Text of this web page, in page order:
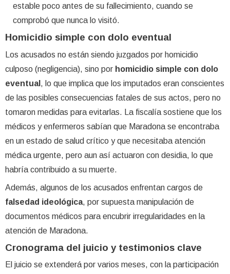
estable poco antes de su fallecimiento, cuando se
comprobó que nunca lo visitó.
Homicidio simple con dolo eventual
Los acusados no están siendo juzgados por homicidio
culposo (negligencia), sino por homicidio simple con dolo
eventual , lo que implica que los imputados eran conscientes
de las posibles consecuencias fatales de sus actos, pero no
tomaron medidas para evitarlas. La fiscalía sostiene que los
médicos y enfermeros sabían que Maradona se encontraba
en un estado de salud crítico y que necesitaba atención
médica urgente, pero aun así actuaron con desidia, lo que
habría contribuido a su muerte.
Además, algunos de los acusados enfrentan cargos de
falsedad ideológica, por supuesta manipulación de
documentos médicos para encubrir irregularidades en la
atención de Maradona.
Cronograma del juicio y testimonios clave
El juicio se extenderá por varios meses, con la participación